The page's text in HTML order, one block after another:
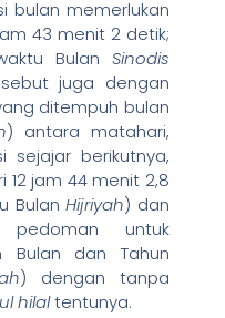
bulan memerlukan
43 menit 2 detik;
Bulan Sinodis
juga dengan
ditempuh bulan
) antara matahari,
sejajar berikutnya,
jam 44 menit 2,8
BulanHijriyah) dan
untuk
Bulan dan Tahun
) dengan tanpa
hilaltentunya.